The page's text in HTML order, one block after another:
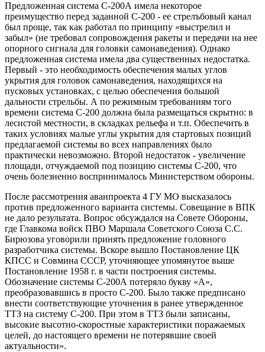
Предложенная система С-200А имела некоторое
преимущество перед заданной С-200 - ее стрелъбовый канал
был проще, так как работал по принципу «выстрелил и
забыл» (не требовал сопровождения ракеты и передачи на нее
опорного сигнала для головки самонаведения). Однако
предложенная система имела два существенных недостатка.
Первый - это необходимость обеспечения малых углов
укрытия для головок самонаведения, находящихся на
пусковых установках, с целью обеспечения большой
дальности стрельбы. А по режимным требованиям того
времени система С-200 должна была размещаться скрытно: в
лесистой местности, в складках рельефа и т.п. Обеспечить в
таких условиях малые углы укрытия для стартовых позиций
предлагаемой системы во всех направлениях было
практически невозможно. Второй недостаток - увеличение
площади, отчуждаемой под позицию системы С-200, что
очень болезненно воспринималось Министерством обороны.
После рассмотрения аванпроекта 4 ГУ МО высказалось
против предложенного варианта системы. Совещание в ВПК
не дало результата. Вопрос обсуждался на Совете Обороны,
где Главкома войск ПВО Маршала Советского Союза С.С.
Бирюзова уговорили принять предложение головного
разработчика системы. Вскоре вышло Постановление ЦК
КПСС и Совмина СССР, уточняющее упомянутое выше
Постановление 1958 г. в части построения системы.
Обозначение системы С-200А потеряло букву «А»,
преобразовавшись в просто С-200. Было также предписано
внести соответствующие уточнения в ранее утвержденное
ТТЗ на систему С-200. При этом в ТТЗ были записаны,
высокие высотно-скоростные характеристики поражаемых
целей, до настоящего времени не потерявшие своей
актуальности».